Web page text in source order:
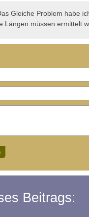
Gleiche Problem habe
Längen müssen ermittelt
Beitrags: